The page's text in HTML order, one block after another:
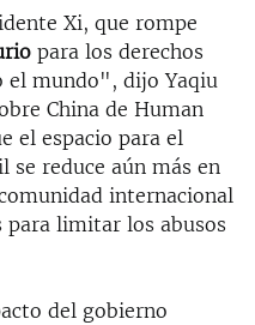
Xi, que rompe
para los derechos
el mundo", dijo Yaqiu
China de Human
el espacio para el
se reduce aún más en
internacional
para limitar los abusos
del gobierno